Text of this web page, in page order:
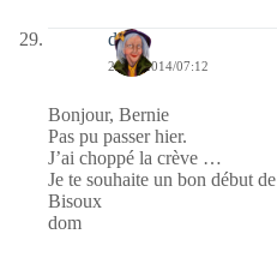
dom
29/12/2014/07:12
Bonjour, Bernie
Pas pu passer hier.
J’ai choppé la crève …
Je te souhaite un bon début
Bisoux
dom